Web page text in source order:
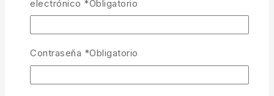
electrónico *Obligatorio
Contraseña *Obligatorio